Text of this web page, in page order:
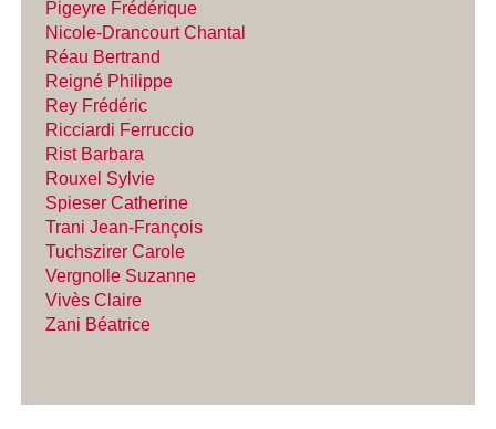
Pigeyre Frédérique
Nicole-Drancourt Chantal
Réau Bertrand
Reigné Philippe
Rey Frédéric
Ricciardi Ferruccio
Rist Barbara
Rouxel Sylvie
Spieser Catherine
Trani Jean-François
Tuchszirer Carole
Vergnolle Suzanne
Vivès Claire
Zani Béatrice